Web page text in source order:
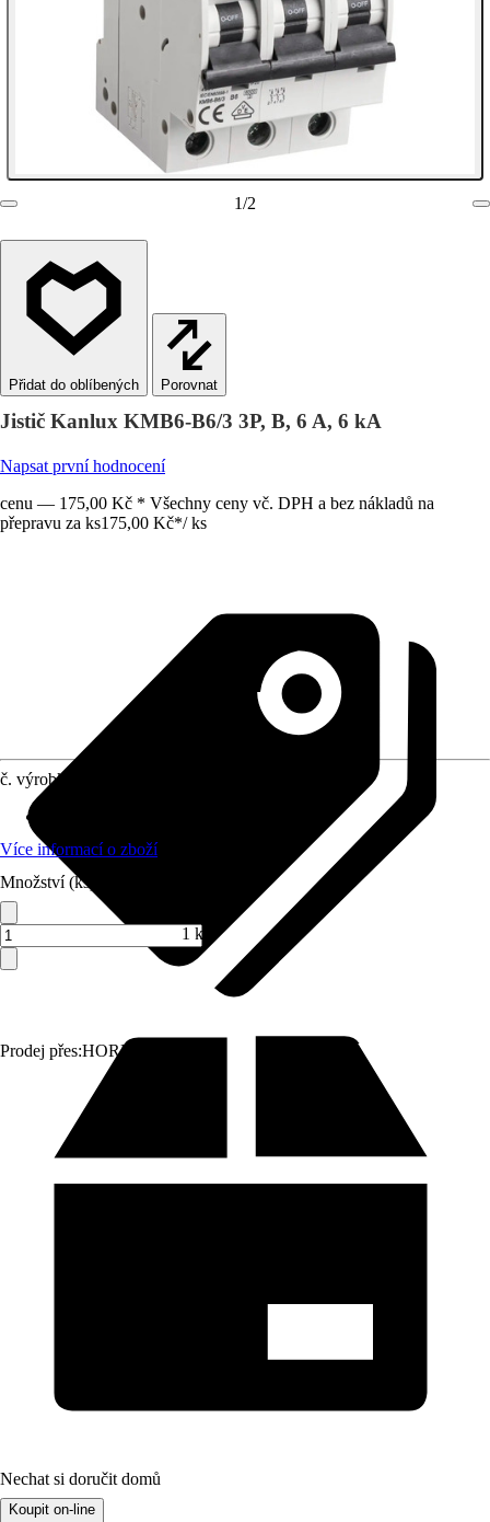
1/2
Porovnat
Jistič Kanlux KMB6-B6/3 3P, B, 6 A, 6 kA
Napsat první hodnocení
cenu — 175,00 Kč * Všechny ceny vč. DPH a bez nákladů na
přepravu za ks175,00 Kč*/ ks
Prodej přes:HORNBACH
č. výrobku
Více informací o zboží
Množství (ks)
1 ks
Nechat si doručit domů
Koupit on-line